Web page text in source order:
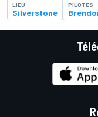
LIEU
Silverstone
PILOTES